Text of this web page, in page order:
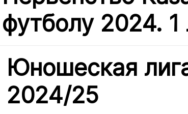
футболу 2024. 1
Юношеская
2024/25